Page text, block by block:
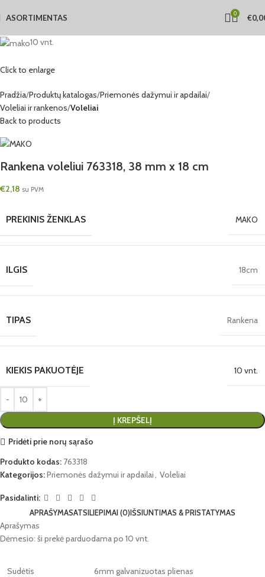
ASORTIMENTAS 0 €
10 vnt.
Click to enlarge
Pradžia Produktų katalogas Priemonės dažymui ir apdailai
Voleliai ir rankenos Voleliai
Back to products
Rankena voleliui 763318, 38 mm x 18 cm
€2,18 su PVM
PREKINIS ŽENKLAS MAKO
ILGIS 18cm
TIPAS Rankena
KIEKIS PAKUOTĖJE 10 vnt.
Į KREPŠELĮ
Pridėti prie norų sąrašo
Produkto kodas: 763318
Kategorijos:Priemonės dažymui ir apdailai, Voleliai
Pasidalinti:
APRAŠYMASATSILIEPIMAI (0)IŠSIUNTIMAS & PRISTATYMAS
Aprašymas
Dėmesio: ši prekė parduodama po 10 vnt.
Sudėtis 6mm galvanizuotas plienas